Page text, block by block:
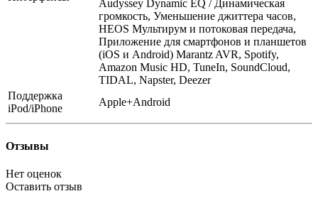
Audyssey Dynamic EQ / Динамическая
громкость, Уменьшение джиттера часов,
HEOS Мультирум и потоковая передача,
Приложение для смартфонов и планшетов
(iOS и Android) Marantz AVR, Spotify,
Amazon Music HD, TuneIn, SoundCloud,
TIDAL, Napster, Deezer
Поддержка
iPod/iPhone
Apple+Android
Отзывы
Нет оценок
Оставить отзыв